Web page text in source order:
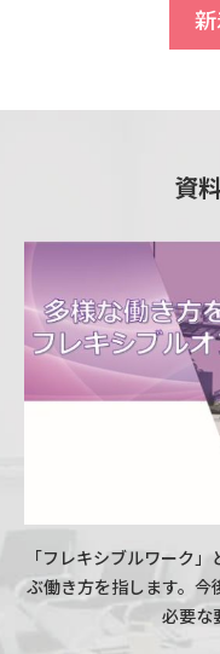
資
「フレキシブルワーク
ぶ働き方を指します。
必要な